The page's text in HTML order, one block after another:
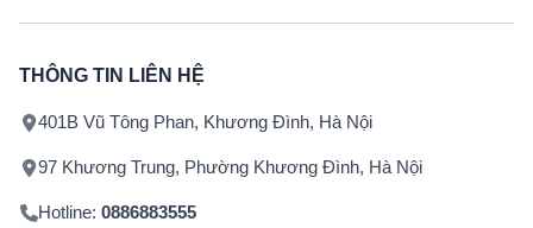
THÔNG TIN LIÊN HỆ
401B Vũ Tông Phan, Khương Đình, Hà Nội
97 Khương Trung, Phường Khương Đình, Hà Nội
Hotline: 0886883555